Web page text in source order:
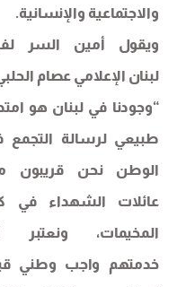
والاجتماعية والإنسانية.
ويقول أمين السر لفرع
لبنان الإعلامي عصام الحلبي:
“وجودنا في لبنان هو امتداد
طبيعي لرسالة التجمع في
الوطن نحن قريبون من
عائلات الشهداء في كل
المخيمات، ونعتبر أن
خدمتهم واجب وطني قبل